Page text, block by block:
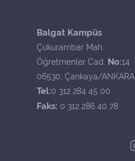
Balgat Kampüs
Çukurambar Mah.
Öğretmenler Cad. No:14
06530, Çankaya/ANKARA
Tel:0 312 284 45 00
Faks: 0 312 286 40 78